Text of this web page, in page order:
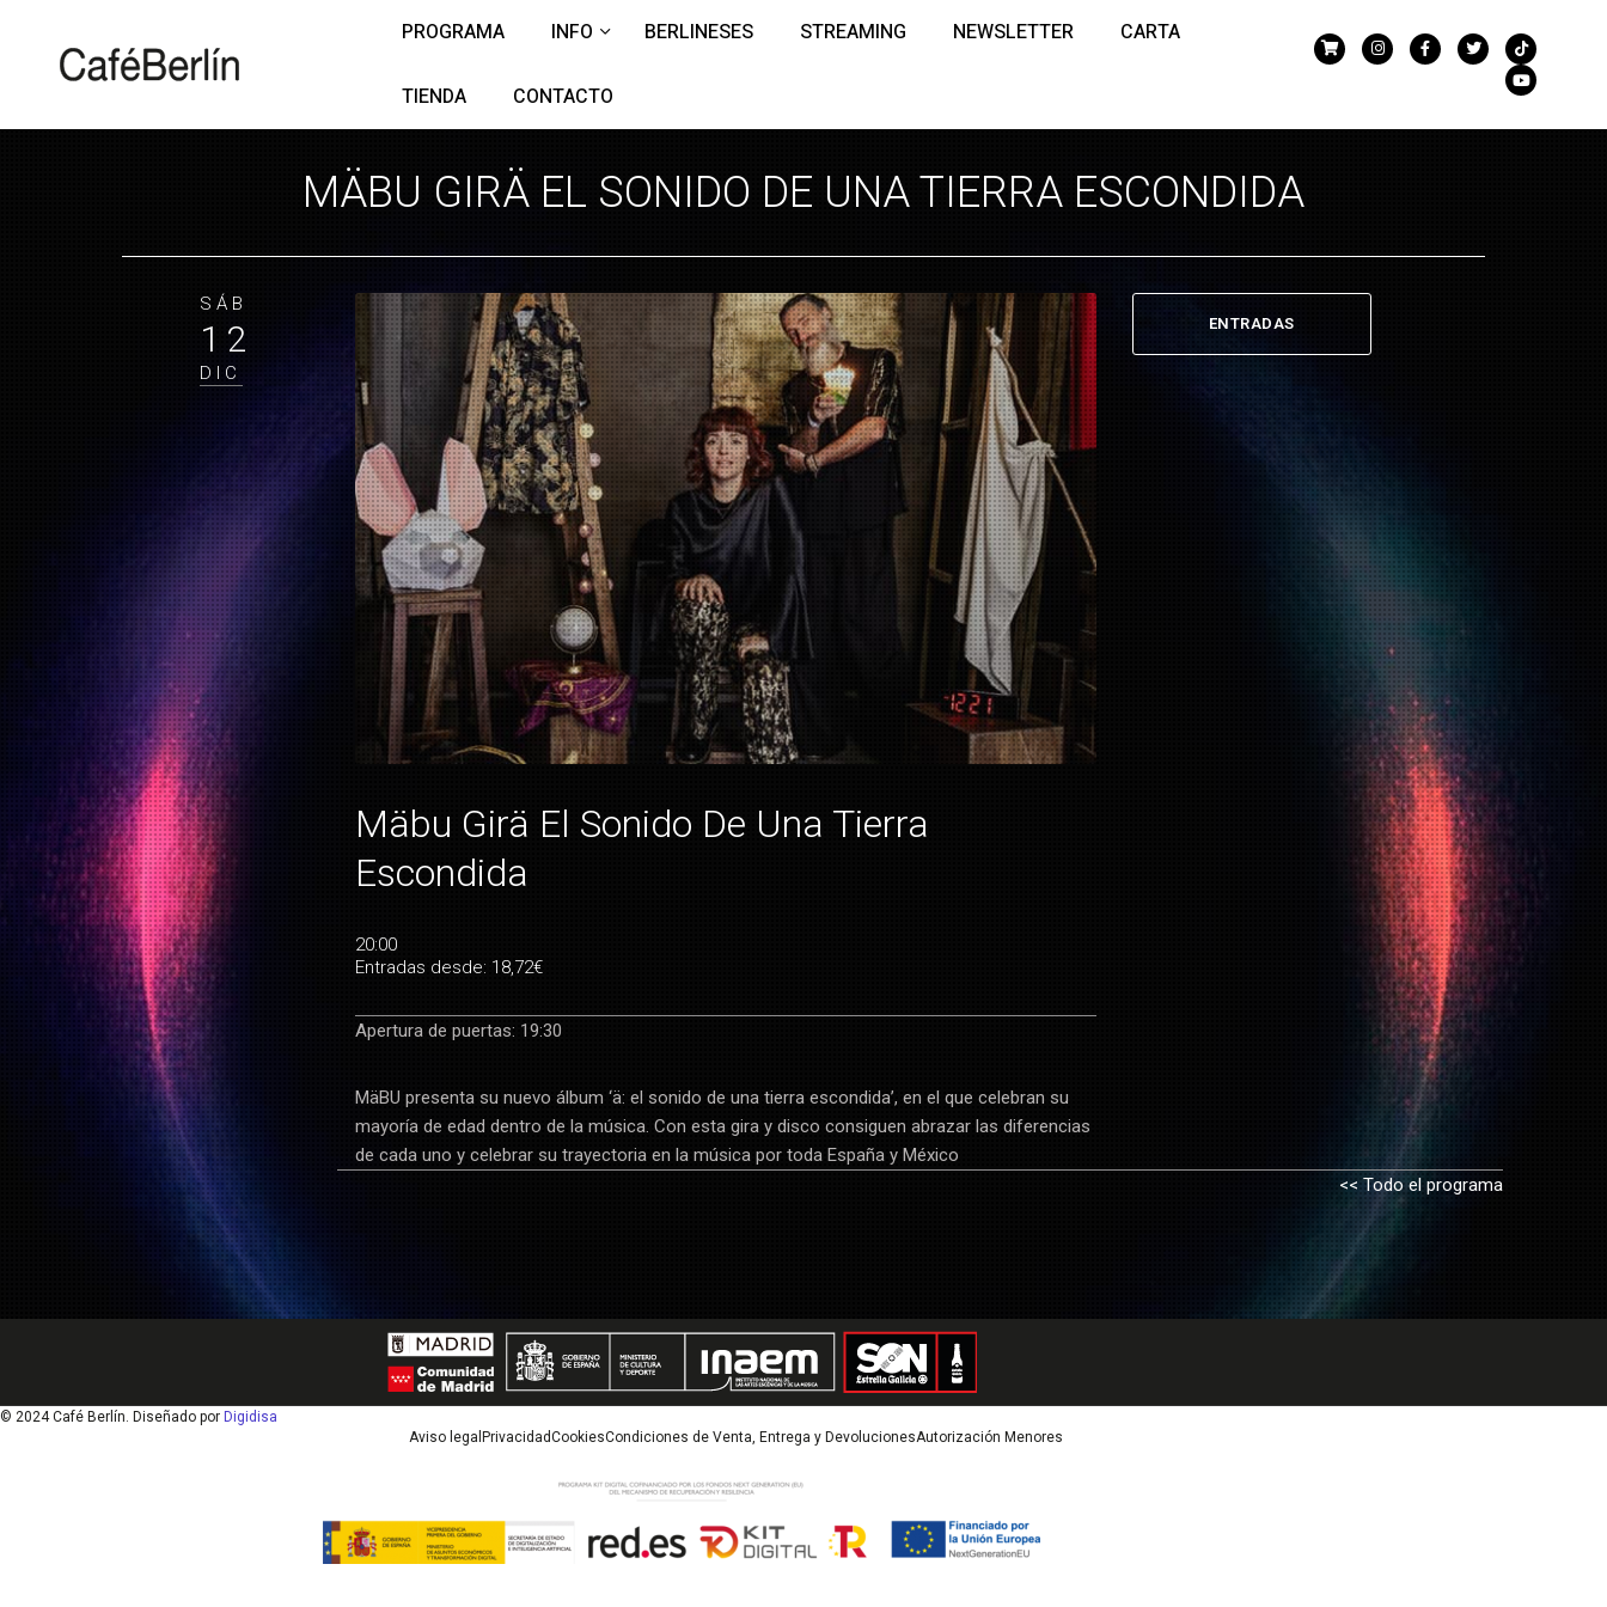
PROGRAMA INFO BERLINESES STREAMING NEWSLETTER CARTA
TIENDA CONTACTO
MÄBU GIRÄ EL SONIDO DE UNA TIERRA ESCONDIDA
SÁB
12
DIC
Mäbu Girä El Sonido De Una Tierra
Escondida
20:00
Entradas desde: 18,72€
Apertura de puertas: 19:30
MäBU presenta su nuevo álbum ‘ä: el sonido de una tierra escondida’, en el que celebran su
mayoría de edad dentro de la música. Con esta gira y disco consiguen abrazar las diferencias
de cada uno y celebrar su trayectoria en la música por toda España y México
ENTRADAS
<< Todo el programa
© 2024 Café Berlín. Diseñado por Digidisa
Aviso legal PrivacidadCookiesCondiciones de Venta, Entrega y DevolucionesAutorización Menores